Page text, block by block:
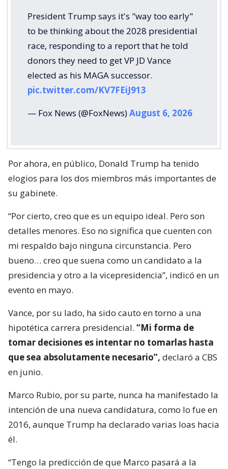
President Trump says it's "way too early"
to be thinking about the 2028 presidential
race, responding to a report that he told
donors they need to get VP JD Vance
elected as his MAGA successor.
pic.twitter.com/KV7FEiJ913
— Fox News (@FoxNews)August 6, 2026
Por ahora, en público, Donald Trump ha tenido
elogios para los dos miembros más importantes de
su gabinete.
“Por cierto, creo que es un equipo ideal. Pero son
detalles menores. Eso no significa que cuenten con
mi respaldo bajo ninguna circunstancia. Pero
bueno… creo que suena como un candidato a la
presidencia y otro a la vicepresidencia”, indicó en un
evento en mayo.
Vance, por su lado, ha sido cauto en torno a una
hipotética carrera presidencial. “Mi forma de
tomar decisiones es intentar no tomarlas hasta
que sea absolutamente necesario”, declaró a CBS
en junio.
Marco Rubio, por su parte, nunca ha manifestado la
intención de una nueva candidatura, como lo fue en
2016, aunque Trump ha declarado varias loas hacia
él.
“Tengo la predicción de que Marco pasará a la